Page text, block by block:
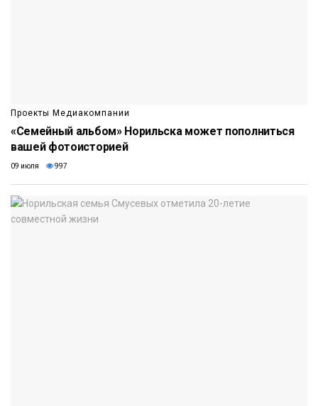
Проекты Медиакомпании
«Семейный альбом» Норильска может пополниться
вашей фотоисторией
09 июля 997